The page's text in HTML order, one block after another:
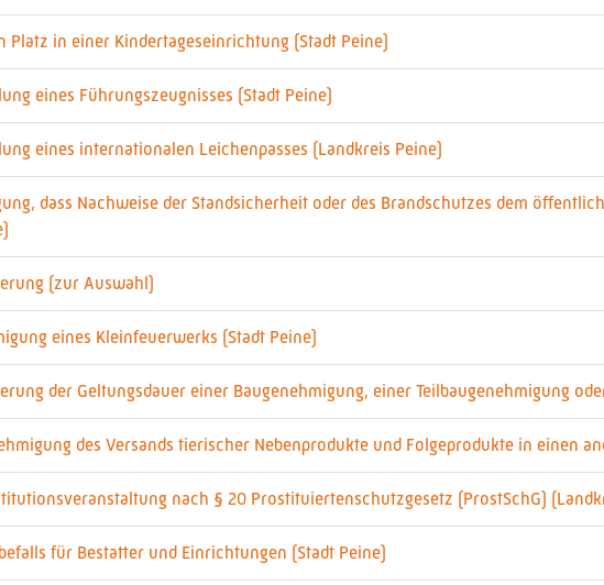
Platz in einer Kindertageseinrichtung (Stadt Peine)
eines Führungszeugnisses (Stadt Peine)
eines internationalen Leichenpasses (Landkreis Peine)
dass Nachweise der Standsicherheit oder des Brandschutzes dem
(zur Auswahl)
eines Kleinfeuerwerks (Stadt Peine)
der Geltungsdauer einer Baugenehmigung, einer Teilbaugenehmigung
des Versands tierischer Nebenprodukte und Folgeprodukte in einen
nach § 20 Prostituiertenschutzgesetz (ProstSchG)
für Bestatter und Einrichtungen (Stadt Peine)